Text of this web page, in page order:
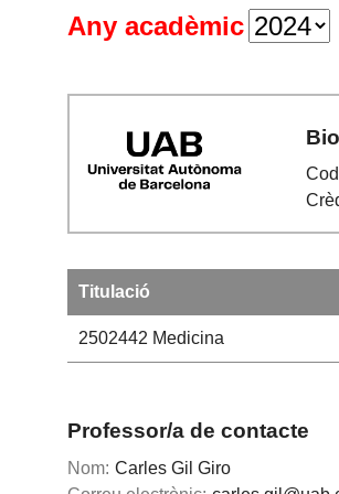
Any acadèmic
Titulació
2502442 Medicina
Professor/a de contacte
Nom: Carles Gil Giro